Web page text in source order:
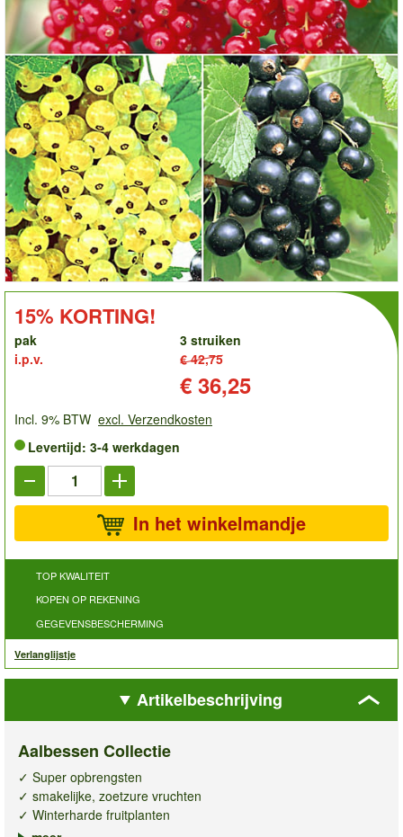
order
KORTING!:
15% KORTING!
pak
3 struiken
i.p.v.
€ 42,75
€ 36,25
Incl. 9% BTW excl. Verzendkosten
Levertijd: 3-4 werkdagen
In het winkelmandje
TOP KWALITEIT
KOPEN OP REKENING
GEGEVENSBESCHERMING
Verlanglijstje
Artikelbeschrijving
Aalbessen Collectie
✓ Super opbrengsten
✓ smakelijke, zoetzure vruchten
✓ Winterharde fruitplanten